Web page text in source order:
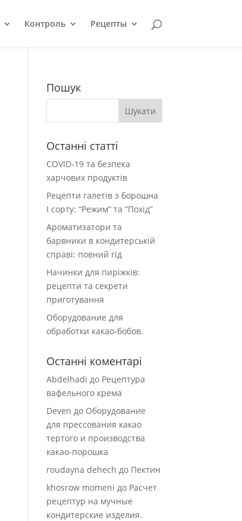
Контроль Рецепты
Пошук
Останні статті
COVID-19 та безпека
харчових продуктів
Рецепти галетів з борошна
І сорту: “Режим” та “Похід”
Ароматизатори та
барвники в кондитерській
справі: повний гід
Начинки для пиріжків:
рецепти та секрети
приготування
Оборудование для
обработки какао-бобов.
Останні коментарі
Abdelhadi до Рецептура
вафельного крема
Deven до Оборудование
для прессования какао
тертого и производства
какао-порошка
roudayna dehech до Пектин
khosrow momeni до Расчет
рецептур на мучные
кондитерские изделия.